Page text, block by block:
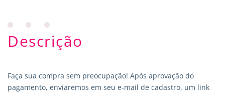
Descrição
Faça sua compra sem preocupação! Após aprovação do
pagamento, enviaremos em seu e-mail de cadastro, um link